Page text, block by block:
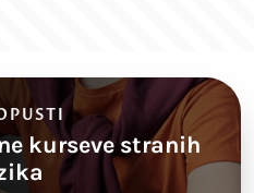
kurseve stranih